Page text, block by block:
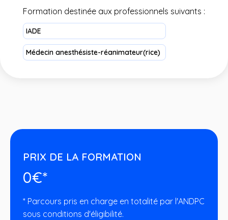
Formation destinée aux professionnels suivants :
IADE
Médecin anesthésiste-réanimateur(rice)
PRIX DE LA FORMATION
0€*
* Parcours pris en charge en totalité par l'ANDPC
sous conditions d'éligibilité.